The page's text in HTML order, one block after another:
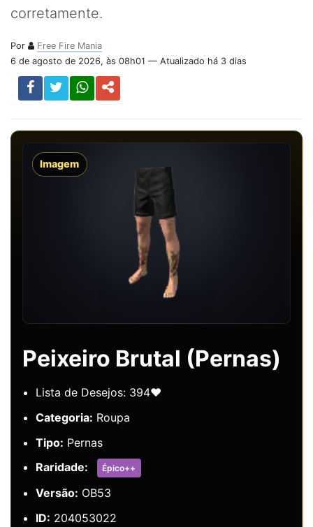
corretamente.
Por
Free Fire Mania
6 de agosto de 2026, às 08h01 — Atualizado há 3 dias
Imagem
Peixeiro Brutal (Pernas)
Lista de Desejos: 394❤️
Categoria: Roupa
Tipo: Pernas
Raridade:
Épico++
Versão: OB53
ID: 204053022